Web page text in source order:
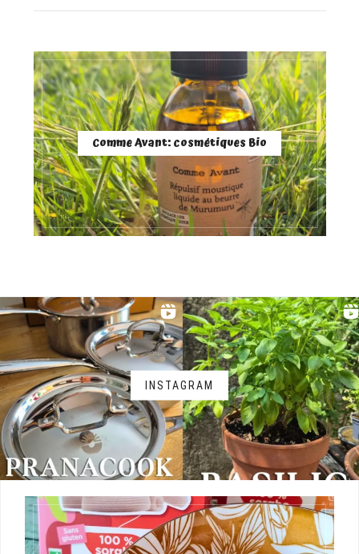
Comme Avant: cosmétiques Bio
INSTAGRAM